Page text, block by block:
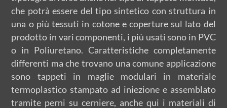
che potrà essere del tipo sintetico con struttura in
una o più tessuti in cotone e coperture sul lato del
prodotto in vari componenti, i più usati sono in PVC
o in Poliuretano. Caratteristiche completamente
differenti ma che trovano una comune applicazione
sono tappeti in maglie modulari in materiale
termoplastico stampato ad iniezione e assemblato
tramite perni su cerniere, anche qui i materiali di